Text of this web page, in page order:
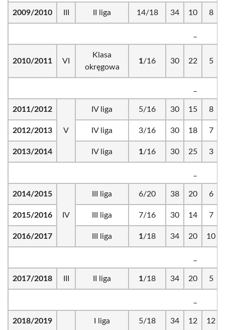
2009/2010 II liga 14/18 34 10 8
2010/2011 VI
Klasa
okręgowa
1/16 30 22 5
2011/2012
V
IV liga 5/16 30 15 8
2012/2013 IV liga 3/16 30 18 7
2013/2014 IV liga 1/16 30 25 3
2014/2015
IV
III liga 6/20 38 20 6
2015/2016 III liga 7/16 30 14 7
2016/2017 III liga 1/18 34 20 10
2017/2018 II liga 1/18 34 20 5
2018/2019 I liga 5/18 34 12 12